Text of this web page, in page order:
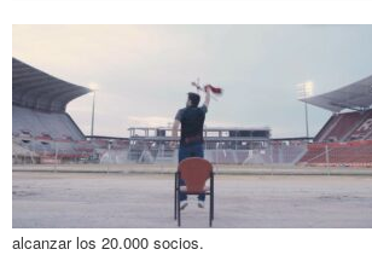
alcanzar los 20.000 socios.